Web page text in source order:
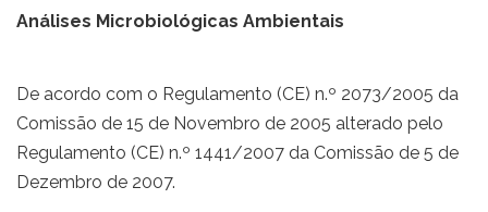
Análises Microbiológicas Ambientais
De acordo com o Regulamento (CE) n.º 2073/2005 da
Comissão de 15 de Novembro de 2005 alterado pelo
Regulamento (CE) n.º 1441/2007 da Comissão de 5 de
Dezembro de 2007.